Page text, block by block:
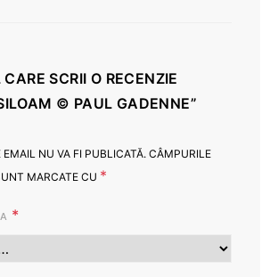
SCRII O RECENZIE
© PAUL GADENNE”
EMAIL NU VA FI PUBLICATĂ. CÂMPURILE
MARCATE CU *
*